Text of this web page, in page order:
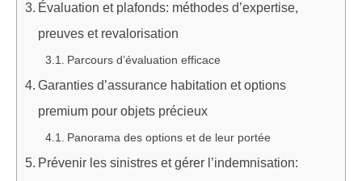
Évaluation et plafonds: méthodes d’expertise,
preuves et revalorisation
Parcours d’évaluation efficace
Garanties d’assurance habitation et options
premium pour objets précieux
Panorama des options et de leur portée
Prévenir les sinistres et gérer l’indemnisation: